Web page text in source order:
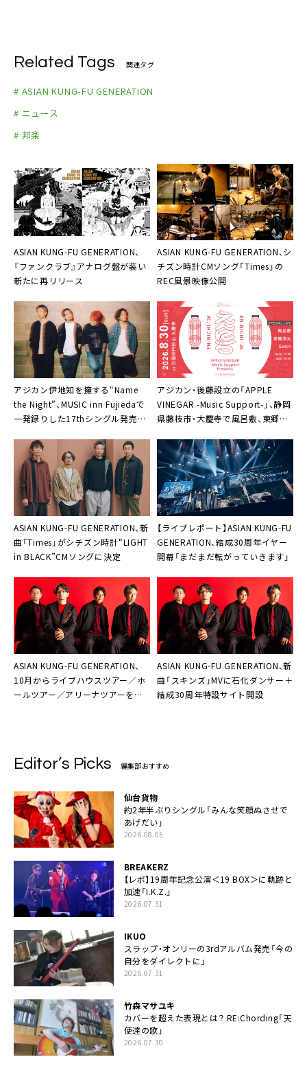
Related Tags 関連タグ
# ASIAN KUNG-FU GENERATION
# ニュース
# 邦楽
ASIAN KUNG-FU GENERATION、
『ファンクラブ』アナログ盤が装い
新たに再リリース
ASIAN KUNG-FU GENERATION、シ
チズン時計CMソング「Times」の
REC風景映像公開
アジカン伊地知を擁する“Name
the Night”、MUSIC inn Fujiedaで
一発録りした17thシングル発売＋
アジカン・後藤設立の「APPLE
VINEGAR -Music Support-」、静岡
県藤枝市・大慶寺で風呂敷、東郷清、
催決定
ASIAN KUNG-FU GENERATION、新
曲「Times」がシチズン時計“LIGHT
in BLACK”CMソングに決定
【ライブレポート】ASIAN KUNG-FU
GENERATION、結成30周年イヤー
開幕「まだまだ転がっていきます」
ASIAN KUNG-FU GENERATION、
10月からライブハウスツアー／ホ
ールツアー／アリーナツアーを連
ASIAN KUNG-FU GENERATION、新
曲「スキンズ」MVに石化ダンサー＋
結成30周年特設サイト開設
Editor’s Picks 編集部おすすめ
仙台貨物
約2年半ぶりシングル「みんな笑顔ぬさせで
あげだい」
2026.08.05
BREAKERZ
【レポ】19周年記念公演＜19 BOX＞に軌跡と
加速「I.K.Z.」
2026.07.31
IKUO
スラップ・オンリーの3rdアルバム発売「今の
自分をダイレクトに」
2026.07.31
竹森マサユキ
カバーを超えた表現とは？ RE:Chording「天
使達の歌」
2026.07.30